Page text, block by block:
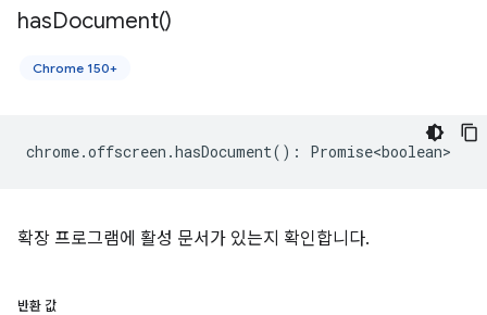
hasDocument()
Chrome 150+
chrome.offscreen .hasDocument() : Promise<boolean>
확장 프로그램에 활성 문서가 있는지 확인합니다.
반환 값